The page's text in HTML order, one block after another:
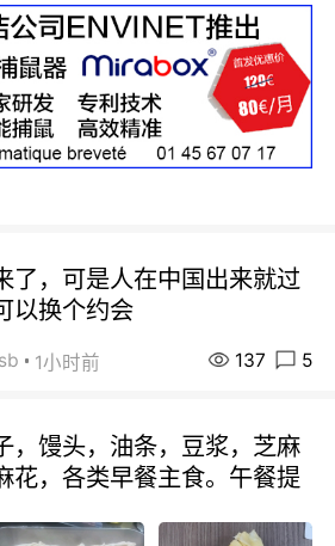
了，可是人在中国出来就过
以换个约会
1小时前 137 5
，馒头，油条，豆浆，芝麻
花，各类早餐主食。午餐提